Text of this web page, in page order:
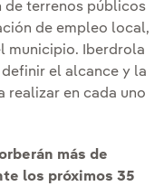
de terrenos públicos
de empleo local,
municipio. Iberdrola
el alcance y la
realizar en cada uno
más de
los próximos 35